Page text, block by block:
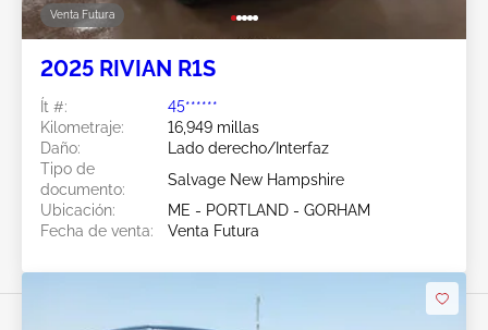
Venta Futura
2025 RIVIAN R1S
Ít #:
45******
Kilometraje:
16,949 millas
Daño:
Lado derecho/Interfaz
Tipo de
documento:
Salvage New Hampshire
Ubicación:
ME - PORTLAND - GORHAM
Fecha de venta:
Venta Futura